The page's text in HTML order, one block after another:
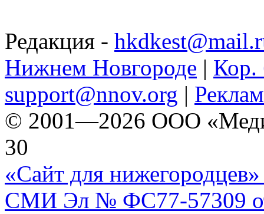
Редакция -
Нижнем Новгороде | Кор.
support@nnov.org |
© 2001—2026 ООО
30
«Сайт для нижегородцев»
СМИ Эл № ФС77-57309